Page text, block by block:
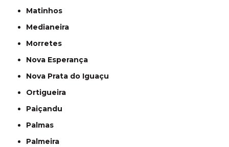
Matinhos
Medianeira
Morretes
Nova Esperança
Nova Prata do Iguaçu
Ortigueira
Paiçandu
Palmas
Palmeira